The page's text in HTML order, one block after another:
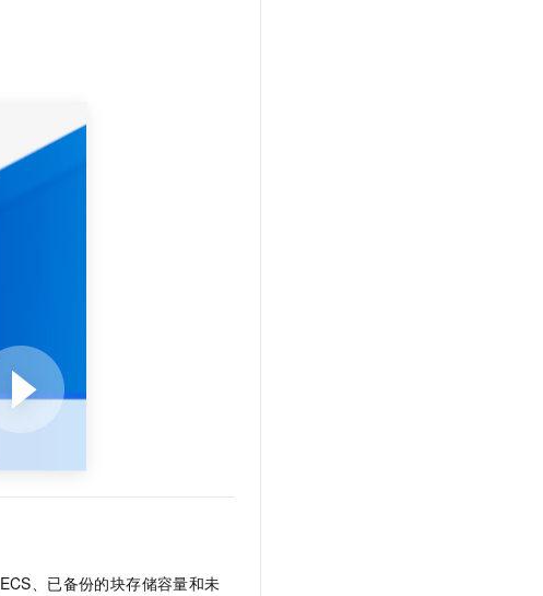
ECS、已备份的块存储容量和未